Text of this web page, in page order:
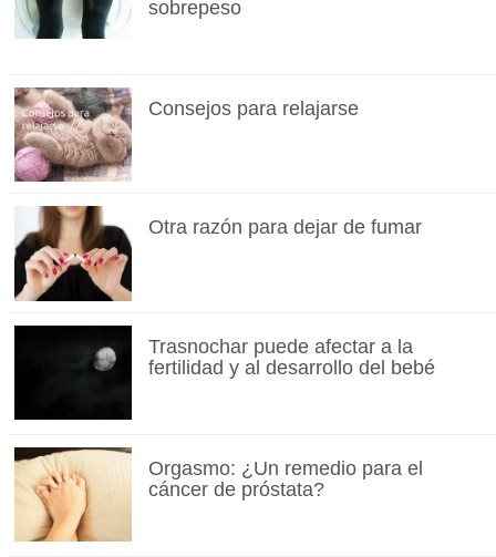
sobrepeso
Consejos para relajarse
Otra razón para dejar de fumar
Trasnochar puede afectar a la
fertilidad y al desarrollo del bebé
Orgasmo: ¿Un remedio para el
cáncer de próstata?